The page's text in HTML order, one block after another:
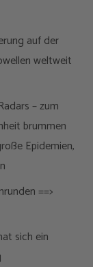
auf der
weltweit
– zum
brummen
Epidemien,
==>
sich ein